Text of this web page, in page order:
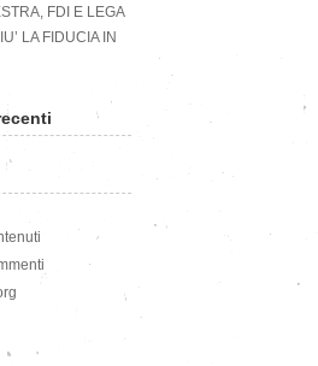
FDI E LEGA
LA FIDUCIA IN